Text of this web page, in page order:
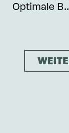
Optimale